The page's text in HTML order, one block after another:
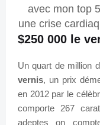
avec mon top
une crise
$250 000 le
Un quart de million
vernis, un prix
en 2012 par le
comporte 267
adeptes on